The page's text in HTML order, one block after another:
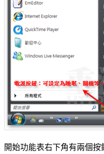
開始功能表右下角有兩個